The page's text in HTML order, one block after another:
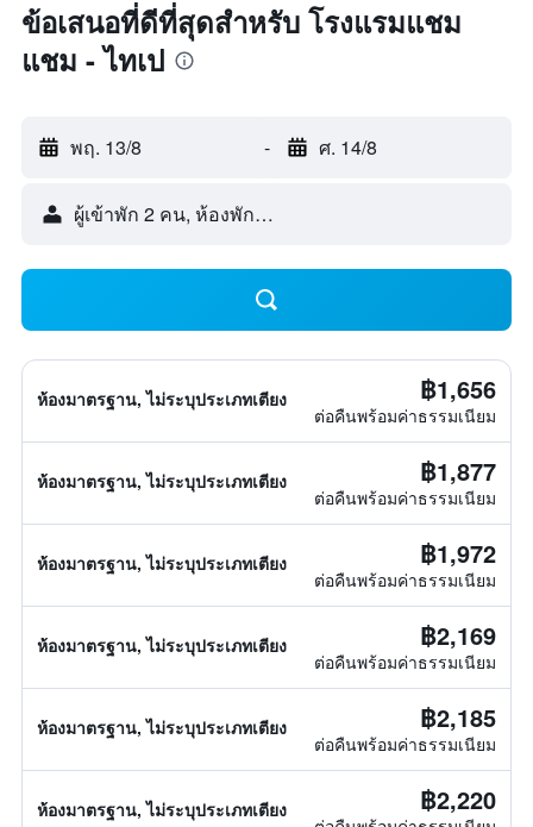
ข้อเสนอที่ดีที่สุดสำหรับ โรงแรมแชม
แชม - ไทเป
พฤ. 13/8 - ศ. 14/8
ผู้เข้าพัก 2 คน, ห้องพัก 1 ห้อง
ห้องมาตรฐาน, ไม่ระบุประเภทเตียง ฿1,656
ต่อคืนพร้อมค่าธรรมเนียม
ห้องมาตรฐาน, ไม่ระบุประเภทเตียง ฿1,877
ต่อคืนพร้อมค่าธรรมเนียม
ห้องมาตรฐาน, ไม่ระบุประเภทเตียง ฿1,972
ต่อคืนพร้อมค่าธรรมเนียม
ห้องมาตรฐาน, ไม่ระบุประเภทเตียง ฿2,169
ต่อคืนพร้อมค่าธรรมเนียม
ห้องมาตรฐาน, ไม่ระบุประเภทเตียง ฿2,185
ต่อคืนพร้อมค่าธรรมเนียม
ห้องมาตรฐาน, ไม่ระบุประเภทเตียง ฿2,220